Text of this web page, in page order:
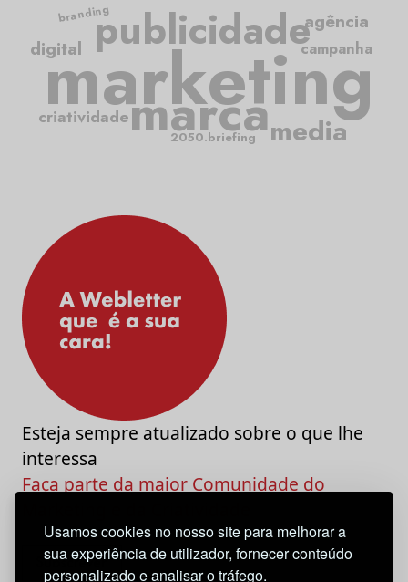
Usamos cookies no nosso site para melhorar a
sua experiência de utilizador, fornecer conteúdo
personalizado e analisar o tráfego.
marketing
publicidade
marca
criatividade
campanha
media
agência
digital
2050.briefing
branding
Esteja sempre atualizado sobre o que lhe
interessa
Faça parte da maior Comunidade do